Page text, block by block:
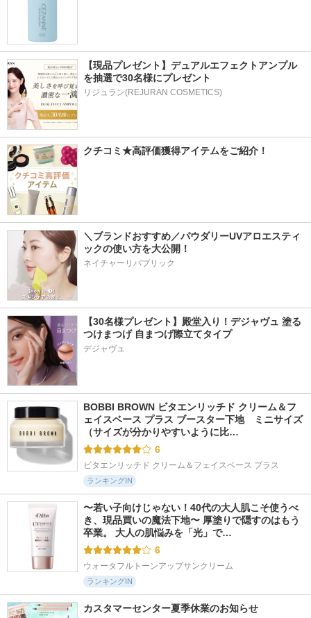
【現品プレゼント】デュアルエフェクトアンプル
を抽選で30名様にプレゼント
リジュラン(REJURAN COSMETICS)
クチコミ★高評価獲得アイテムをご紹介！
＼ブランドおすすめ／パウダリーUVアロエスティ
ックの使い方を大公開！
ネイチャーリパブリック
【30名様プレゼント】殿堂入り！デジャヴュ 塗る
つけまつげ 自まつげ際立てタイプ
デジャヴュ
BOBBI BROWN ビタエンリッチド クリーム＆フ
ェイスベース プラス ブースター下地　ミニサイズ
（サイズが分かりやすいように比…
6
ビタエンリッチド クリーム＆フェイスベース プラス
ランキングIN
〜若い子向けじゃない！40代の大人肌こそ使うべ
き、現品買いの魔法下地〜 厚塗りで隠すのはもう
卒業。 大人の肌悩みを「光」で…
6
ウォータフルトーンアップサンクリーム
ランキングIN
カスタマーセンター夏季休業のお知らせ